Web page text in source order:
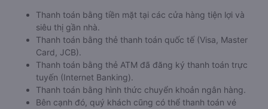
Thanh toán bằng tiền mặt tại các cửa hàng tiện lợi và
siêu thị gần nhà.
Thanh toán bằng thẻ thanh toán quốc tế (Visa, Master
Card, JCB).
Thanh toán bằng thẻ ATM đã đăng ký thanh toán trực
tuyến (Internet Banking).
Thanh toán bằng hình thức chuyển khoản ngân hàng.
Bên cạnh đó, quý khách cũng có thể thanh toán vé